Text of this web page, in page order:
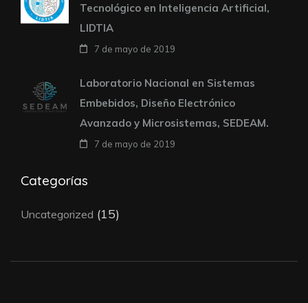
Tecnológico en Inteligencia Artificial,
LIDTIA
7 de mayo de 2019
Laboratorio Nacional en Sistemas
Embebidos, Diseño Electrónico
Avanzado y Microsistemas, SEDEAM.
7 de mayo de 2019
Categorías
Uncategorized (15)